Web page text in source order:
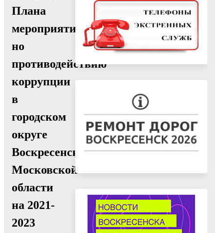
Плана
мероприятий
но
противодействию
коррупции
в
городском
округе
Воскресенск
Московской
области
на 2021-
2023